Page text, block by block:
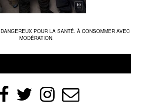
POUR LA SANTÉ. À CONSOMMER AVEC
MODÉRATION.